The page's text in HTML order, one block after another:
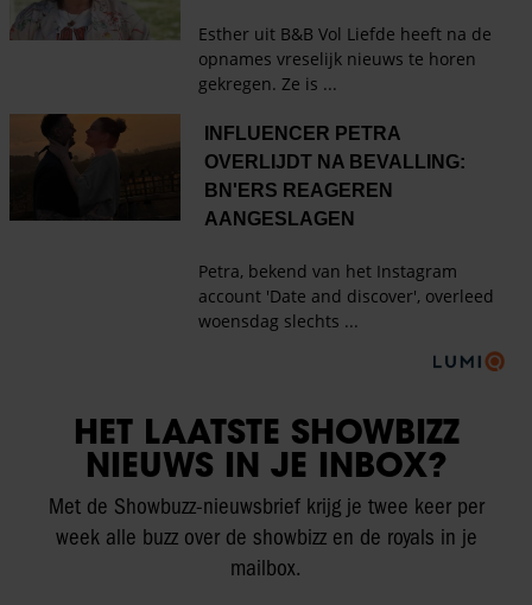
HET LAATSTE SHOWBIZZ
NIEUWS IN JE INBOX?
Met de Showbuzz-nieuwsbrief krijg je twee keer per
week alle buzz over de showbizz en de royals in je
mailbox.